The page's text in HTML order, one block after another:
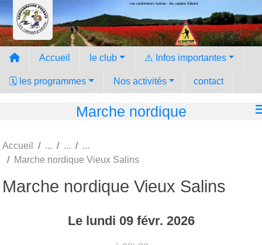
Les randonneurs hyèrois - les copains d'abord
Accueil le club ⚠️ Infos importantes
🗓️ les programmes Nos activités contact
Marche nordique
Accueil
Marche nordique Vieux Salins
Marche nordique Vieux Salins
Le lundi 09 févr. 2026
Panneau de gestion des cookies